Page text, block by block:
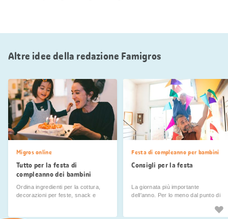
Altre idee della redazione Famigros
Migros online
Tutto per la festa di
compleanno dei bambini
Ordina ingredienti per la cottura,
decorazioni per feste, snack e
Festa di compleanno per bambini
Consigli per la festa
La giornata più importante
dell'anno. Per lo meno dal punto di
pratici consigli per organizzare una